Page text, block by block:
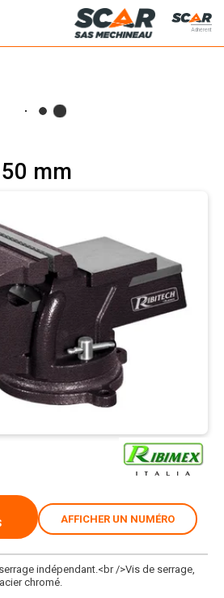
Adhérent
mm
indépendant.<br />Vis de serrage,
chromé.
AFFICHER UN NUMÉRO